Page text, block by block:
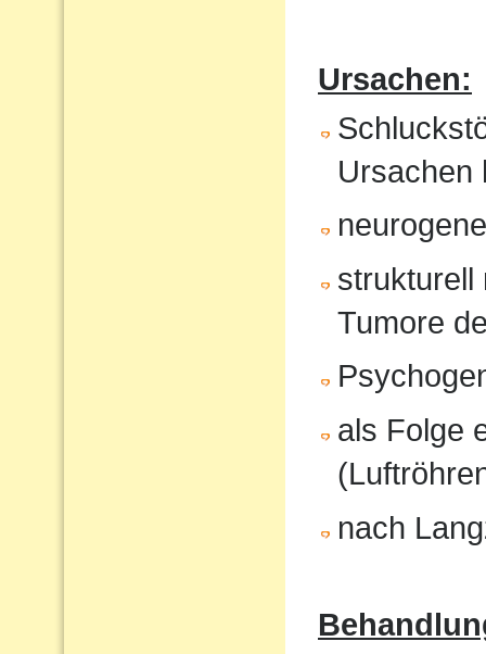
Ursachen:
Ursachen
strukturell
Tumore
als Folge
nach